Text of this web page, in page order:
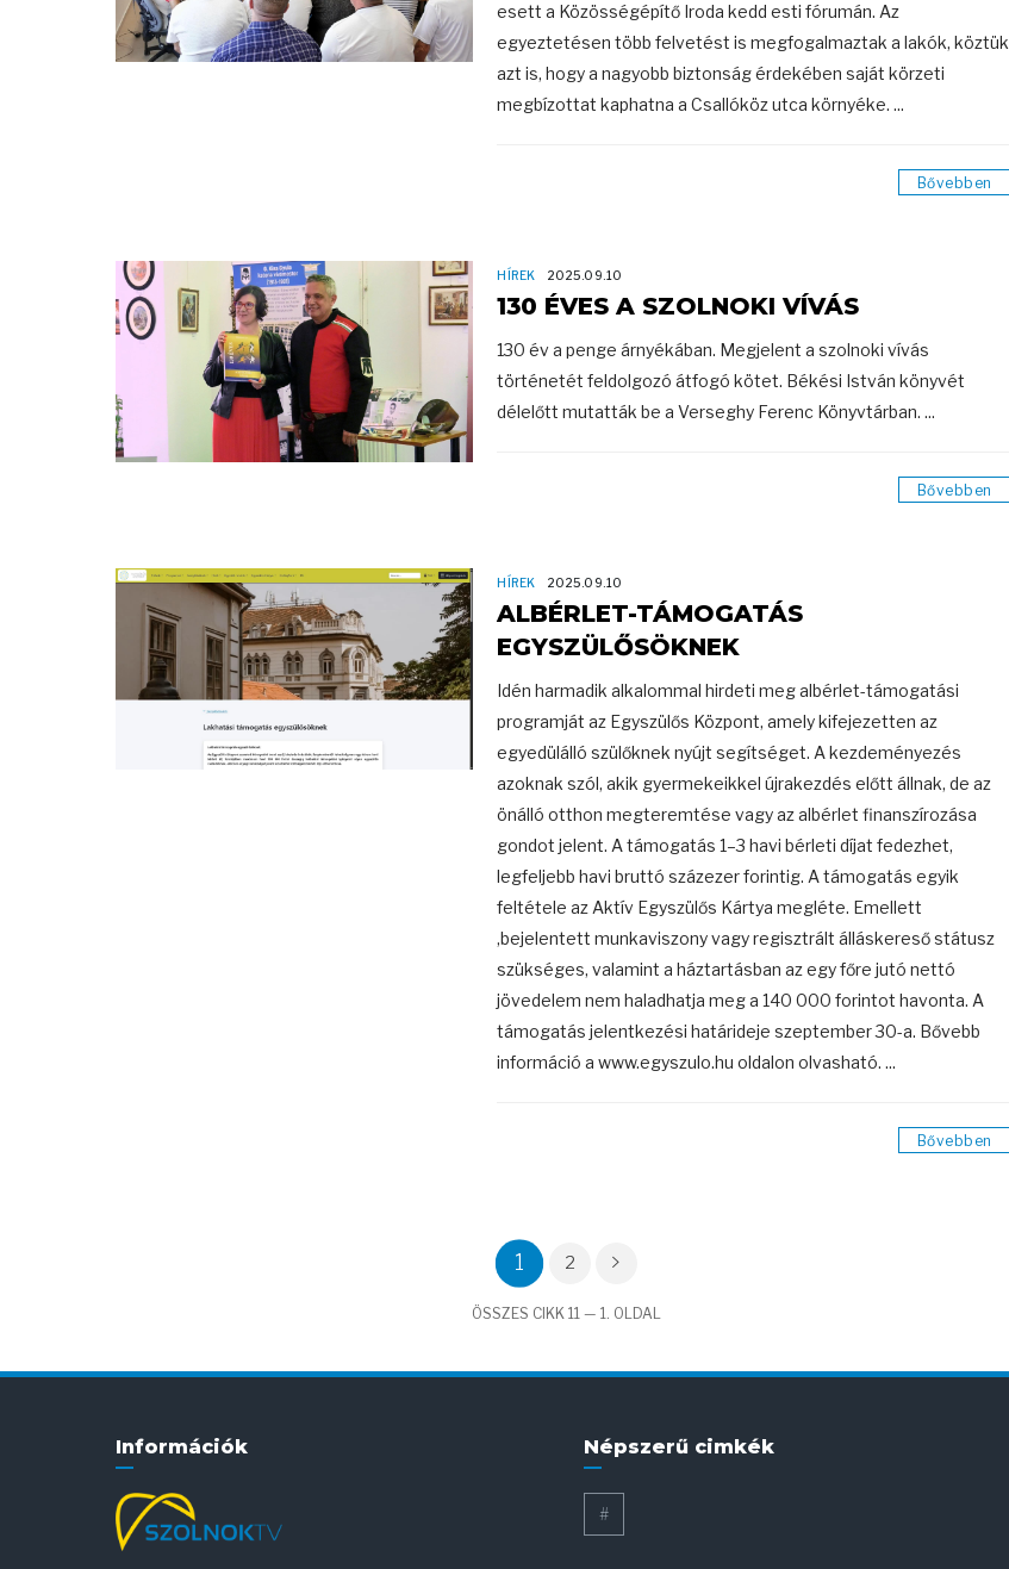
esett a Közösségépítő Iroda kedd esti fórumán. Az
egyeztetésen több felvetést is megfogalmaztak a lakók, köztük
azt is, hogy a nagyobb biztonság érdekében saját körzeti
megbízottat kaphatna a Csallóköz utca környéke. ...
Bővebben
HÍREK 2025.09.10
130 ÉVES A SZOLNOKI VÍVÁS
130 év a penge árnyékában. Megjelent a szolnoki vívás
történetét feldolgozó átfogó kötet. Békési István könyvét
délelőtt mutatták be a Verseghy Ferenc Könyvtárban. ...
Bővebben
HÍREK 2025.09.10
ALBÉRLET-TÁMOGATÁS
EGYSZÜLŐSÖKNEK
Idén harmadik alkalommal hirdeti meg albérlet-támogatási
programját az Egyszülős Központ, amely kifejezetten az
egyedülálló szülőknek nyújt segítséget. A kezdeményezés
azoknak szól, akik gyermekeikkel újrakezdés előtt állnak, de az
önálló otthon megteremtése vagy az albérlet finanszírozása
gondot jelent. A támogatás 1–3 havi bérleti díjat fedezhet,
legfeljebb havi bruttó százezer forintig. A támogatás egyik
feltétele az Aktív Egyszülős Kártya megléte. Emellett
,bejelentett munkaviszony vagy regisztrált álláskereső státusz
szükséges, valamint a háztartásban az egy főre jutó nettó
jövedelem nem haladhatja meg a 140 000 forintot havonta. A
támogatás jelentkezési határideje szeptember 30-a. Bővebb
információ a www.egyszulo.hu oldalon olvasható. ...
Bővebben
1 2
ÖSSZES CIKK 11 — 1. OLDAL
Információk Népszerű cimkék
#